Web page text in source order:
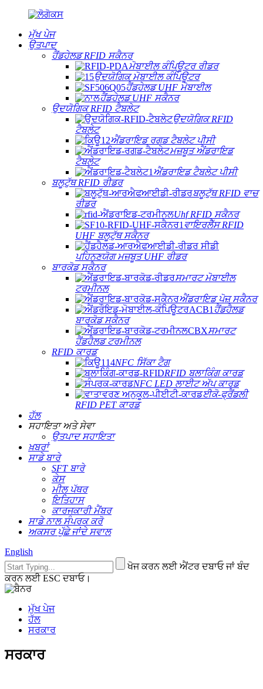
ਮੁੱਖ ਪੇਜ
ਉਤਪਾਦ
ਹੈਂਡਹੇਲਡ RFID ਸਕੈਨਰ
ਮੋਬਾਈਲ ਕੰਪਿਊਟਰ ਰੀਡਰ
ਉਦਯੋਗਿਕ ਮੋਬਾਈਲ ਕੰਪਿਊਟਰ
ਹੈਂਡਹੇਲਡ UHF ਮੋਬਾਈਲ
ਹੈਂਡਹੇਲਡ UHF ਸਕੈਨਰ
ਉਦਯੋਗਿਕ RFID ਟੈਬਲੇਟ
ਉਦਯੋਗਿਕ RFID
ਟੈਬਲੇਟ
ਐਂਡਰਾਇਡ ਰਗਡ ਟੈਬਲੇਟ ਪੀਸੀ
ਮਜ਼ਬੂਤ ​​ਐਂਡਰਾਇਡ
ਟੈਬਲੇਟ
ਐਂਡਰਾਇਡ ਟੈਬਲੇਟ ਪੀਸੀ
ਬਲੂਟੁੱਥ RFID ਰੀਡਰ
ਬਲੂਟੁੱਥ RFID ਵਾਚ
ਰੀਡਰ
Uhf RFID ਸਕੈਨਰ
ਵਾਇਰਲੈੱਸ RFID
UHF ਬਲੂਟੁੱਥ ਸਕੈਨਰ
ਪਹਿਨਣਯੋਗ ਮਜ਼ਬੂਤ ​​UHF ਰੀਡਰ
ਬਾਰਕੋਡ ਸਕੈਨਰ
ਸਮਾਰਟ ਮੋਬਾਈਲ
ਟਰਮੀਨਲ
ਐਂਡਰਾਇਡ ਪੋਜ਼ ਸਕੈਨਰ
ਹੈਂਡਹੈਲਡ
ਬਾਰਕੋਡ ਸਕੈਨਰ
ਸਮਾਰਟ
ਹੈਂਡਹੈਲਡ ਟਰਮੀਨਲ
RFID ਕਾਰਡ
NFC ਸਿੱਕਾ ਟੈਗ
RFID ਬਲਾਕਿੰਗ ਕਾਰਡ
NFC LED ਲਾਈਟ ਅੱਪ ਕਾਰਡ
ਈਕੋ-ਫ੍ਰੈਂਡਲੀ
RFID PET ਕਾਰਡ
ਹੱਲ
ਸਹਾਇਤਾ ਅਤੇ ਸੇਵਾ
ਉਤਪਾਦ ਸਹਾਇਤਾ
ਖ਼ਬਰਾਂ
ਸਾਡੇ ਬਾਰੇ
SFT ਬਾਰੇ
ਕੇਸ
ਮੀਲ ਪੱਥਰ
ਇਤਿਹਾਸ
ਕਾਰਜਕਾਰੀ ਮੈਂਬਰ
ਸਾਡੇ ਨਾਲ ਸੰਪਰਕ ਕਰੋ
ਅਕਸਰ ਪੁੱਛੇ ਜਾਂਦੇ ਸਵਾਲ
English
ਖੋਜ ਕਰਨ ਲਈ ਐਂਟਰ ਦਬਾਓ ਜਾਂ ਬੰਦ
ਕਰਨ ਲਈ ESC ਦਬਾਓ।
ਮੁੱਖ ਪੇਜ
ਹੱਲ
ਸਰਕਾਰ
ਸਰਕਾਰ